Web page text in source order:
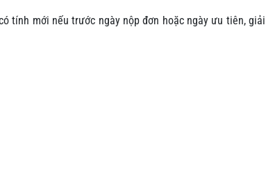
tính mới nếu trước ngày nộp đơn hoặc ngày ưu tiên, giải